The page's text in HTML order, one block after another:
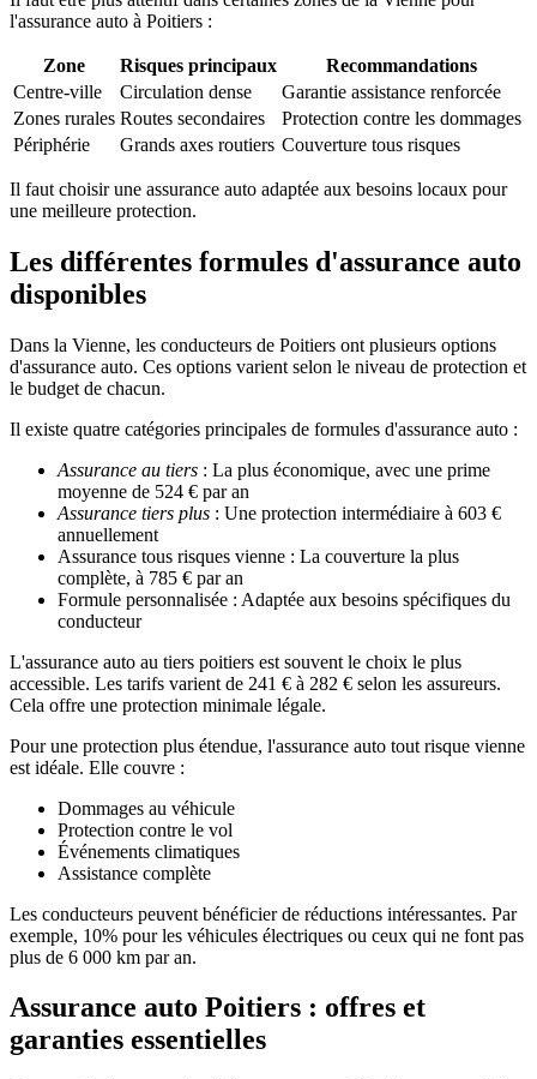
l'assurance auto à Poitiers :
Zone Risques principaux
Recommandations
Centre-ville
Circulation dense
Garantie assistance renforcée
Zones rurales Routes secondaires
Protection contre les dommages
Périphérie
Grands axes routiers Couverture tous risques
Il faut choisir une assurance auto adaptée aux besoins locaux pour
une meilleure protection.
Les différentes formules d'assurance auto
disponibles
Dans la Vienne, les conducteurs de Poitiers ont plusieurs options
d'assurance auto. Ces options varient selon le niveau de protection et
le budget de chacun.
Il existe quatre catégories principales de formules d'assurance auto :
Assurance au tiers : La plus économique, avec une prime
moyenne de 524 € par an
Assurance tiers plus : Une protection intermédiaire à 603 €
annuellement
Assurance tous risques vienne : La couverture la plus
complète, à 785 € par an
Formule personnalisée : Adaptée aux besoins spécifiques du
conducteur
L'assurance auto au tiers poitiers est souvent le choix le plus
accessible. Les tarifs varient de 241 € à 282 € selon les assureurs.
Cela offre une protection minimale légale.
Pour une protection plus étendue, l'assurance auto tout risque vienne
est idéale. Elle couvre :
Dommages au véhicule
Protection contre le vol
Événements climatiques
Assistance complète
Les conducteurs peuvent bénéficier de réductions intéressantes. Par
exemple, 10% pour les véhicules électriques ou ceux qui ne font pas
plus de 6 000 km par an.
Assurance auto Poitiers : offres et
garanties essentielles